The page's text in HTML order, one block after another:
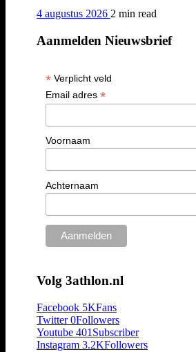
4 augustus 2026 2 min read
Aanmelden Nieuwsbrief
*Verplicht veld
Email adres *
Voornaam
Achternaam
Volg 3athlon.nl
Facebook 5KFans
Twitter 0Followers
Youtube 401 Subscriber
Instagram 3.2KFollowers